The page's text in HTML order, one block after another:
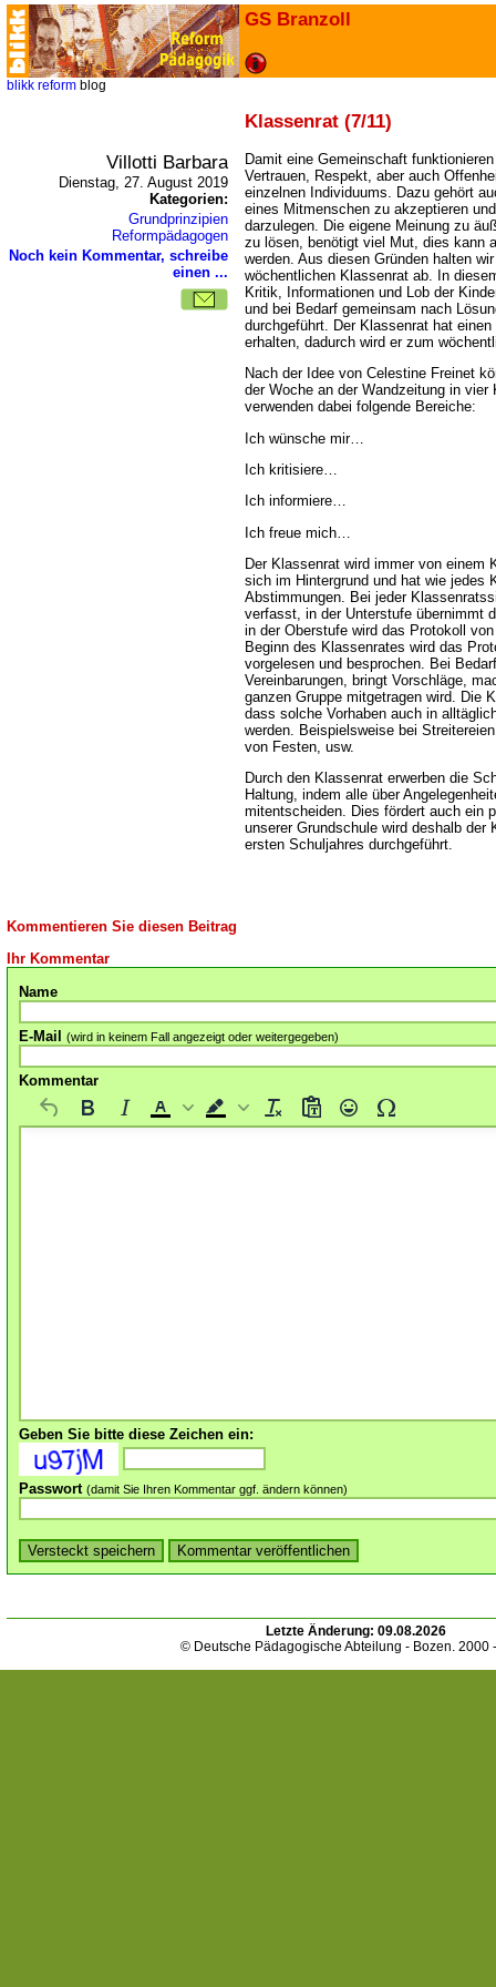
GS Branzoll
blikk reform blog
Klassenrat (7/11)
Villotti Barbara
Dienstag, 27. August 2019
Kategorien:
Grundprinzipien
Reformpädagogen
Noch kein Kommentar, schreibe
einen ...
Damit eine Gemeinschaft
Vertrauen, Respekt, aber auch
einzelnen Individuums. Dazu gehört
eines Mitmenschen zu akzeptieren
darzulegen. Die eigene Meinung zu
zu lösen, benötigt viel Mut, dies kann
werden. Aus diesen Gründen halten
wöchentlichen Klassenrat ab. In
Kritik, Informationen und Lob der
und bei Bedarf gemeinsam nach
durchgeführt. Der Klassenrat hat
erhalten, dadurch wird er zum
Nach der Idee von Celestine Freinet
der Woche an der Wandzeitung in vier
verwenden dabei folgende Bereiche:
Ich wünsche mir
Ich kritisiere
Ich informiere
Ich freue mich
Der Klassenrat wird immer von einem
sich im Hintergrund und hat wie jedes
Abstimmungen. Bei jeder
verfasst, in der Unterstufe übernimmt
in der Oberstufe wird das Protokoll
Beginn des Klassenrates wird das
vorgelesen und besprochen. Bei
Vereinbarungen, bringt Vorschläge,
ganzen Gruppe mitgetragen wird. Die
dass solche Vorhaben auch in
werden. Beispielsweise bei
von Festen, usw.
Durch den Klassenrat erwerben die
Haltung, indem alle über
mitentscheiden. Dies fördert auch ein
unserer Grundschule wird deshalb der
ersten Schuljahres durchgeführt.
Kommentieren Sie diesen Beitrag
Ihr Kommentar
Name
E-Mail (wird in keinem Fall angezeigt oder weitergegeben)
Kommentar
Geben Sie bitte diese Zeichen ein:
Passwort (damit Sie Ihren Kommentar ggf. ändern können)
Letzte Änderung: 09.08.2026
© Deutsche Pädagogische Abteilung - Bozen. 2000